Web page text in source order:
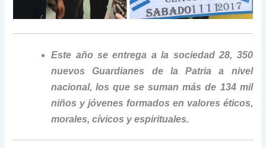
Este año se entrega a la sociedad 28, 350
nuevos Guardianes de la Patria a nivel
nacional, los que se suman más de 134 mil
niños y jóvenes formados en valores éticos,
morales, cívicos y espirituales.